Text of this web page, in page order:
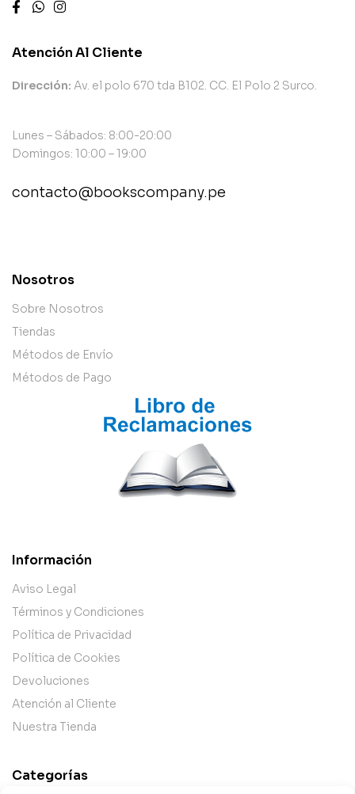
Atención Al Cliente
Dirección: Av. el polo 670 tda B102. CC. El Polo 2 Surco.
Lunes – Sábados: 8:00-20:00
Domingos: 10:00 – 19:00
contacto@bookscompany.pe
Nosotros
Sobre Nosotros
Tiendas
Métodos de Envío
Métodos de Pago
Información
Aviso Legal
Términos y Condiciones
Política de Privacidad
Política de Cookies
Devoluciones
Atención al Cliente
Nuestra Tienda
Categorías